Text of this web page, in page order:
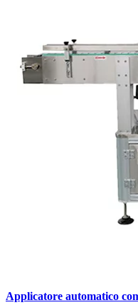
Applicatore automatico